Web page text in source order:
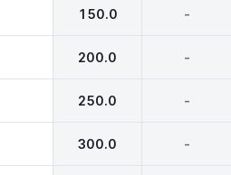
150.0 -
200.0 -
250.0 -
300.0 -